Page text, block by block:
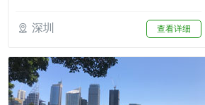
深圳 查看详细